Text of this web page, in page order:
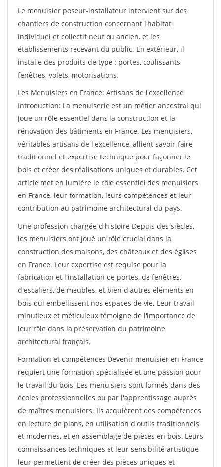
Le menuisier poseur-installateur intervient sur des
chantiers de construction concernant l'habitat
individuel et collectif neuf ou ancien, et les
établissements recevant du public. En extérieur, il
installe des produits de type : portes, coulissants,
fenêtres, volets, motorisations.
Les Menuisiers en France: Artisans de l'excellence
Introduction: La menuiserie est un métier ancestral qui
joue un rôle essentiel dans la construction et la
rénovation des bâtiments en France. Les menuisiers,
véritables artisans de l'excellence, allient savoir-faire
traditionnel et expertise technique pour façonner le
bois et créer des réalisations uniques et durables. Cet
article met en lumière le rôle essentiel des menuisiers
en France, leur formation, leurs compétences et leur
contribution au patrimoine architectural du pays.
Une profession chargée d'histoire Depuis des siècles,
les menuisiers ont joué un rôle crucial dans la
construction des maisons, des châteaux et des églises
en France. Leur expertise est requise pour la
fabrication et l'installation de portes, de fenêtres,
d'escaliers, de meubles, et bien d'autres éléments en
bois qui embellissent nos espaces de vie. Leur travail
minutieux et méticuleux témoigne de l'importance de
leur rôle dans la préservation du patrimoine
architectural français.
Formation et compétences Devenir menuisier en France
requiert une formation spécialisée et une passion pour
le travail du bois. Les menuisiers sont formés dans des
écoles professionnelles ou par l'apprentissage auprès
de maîtres menuisiers. Ils acquièrent des compétences
en lecture de plans, en utilisation d'outils traditionnels
et modernes, et en assemblage de pièces en bois. Leurs
connaissances techniques et leur sensibilité artistique
leur permettent de créer des pièces uniques et